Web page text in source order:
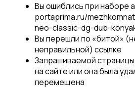
Вы ошиблись при наборе
portaprima.ru/
neo-classic-dg-dub-
Вы перешли по «битой»
неправильной) ссылке
Запрашиваемой
на сайте или она была
перемещена